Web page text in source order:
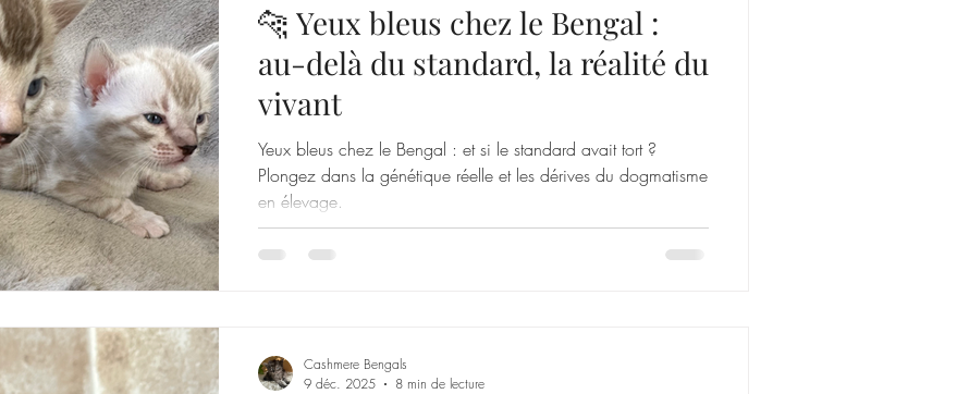
🐆 Yeux bleus chez le Bengal :
au-delà du standard, la réalité du
vivant
Yeux bleus chez le Bengal : et si le standard avait tort ?
Plongez dans la génétique réelle et les dérives du dogmatisme
en élevage.
Cashmere Bengals
9 déc. 2025
8 min de lecture